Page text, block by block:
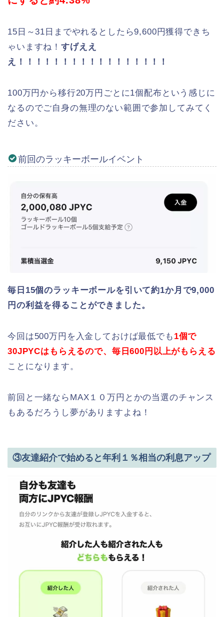
15日～31日までやれるとしたら9,600円獲得できち
ゃいますね！すげええ
え！！！！！！！！！！！！！！！！！
100万円から移行20万円ごとに1個配布という感じに
なるのでご自身の無理のない範囲で参加してみてく
ださい。
前回のラッキーボールイベント
毎日15個のラッキーボールを引いて約1か月で9,000
円の利益を得ることができました。
今回は500万円を入金しておけば最低でも 1個で
30JPYCはもらえるので、毎日600円以上がもらえる
ことになります。
前回と一緒ならMAX１０万円とかの当選のチャンス
もあるだろうし夢がありますよね！
③友達紹介で始めると年利１％相当の利息アップ